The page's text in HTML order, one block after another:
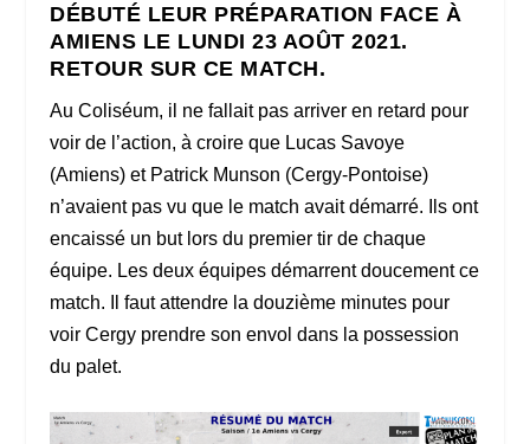
DÉBUTÉ LEUR PRÉPARATION FACE À
AMIENS LE LUNDI 23 AOÛT 2021.
RETOUR SUR CE MATCH.
Au Coliséum, il ne fallait pas arriver en retard pour
voir de l’action, à croire que Lucas Savoye
(Amiens) et Patrick Munson (Cergy-Pontoise)
n’avaient pas vu que le match avait démarré. Ils ont
encaissé un but lors du premier tir de chaque
équipe. Les deux équipes démarrent doucement ce
match. Il faut attendre la douzième minutes pour
voir Cergy prendre son envol dans la possession
du palet.